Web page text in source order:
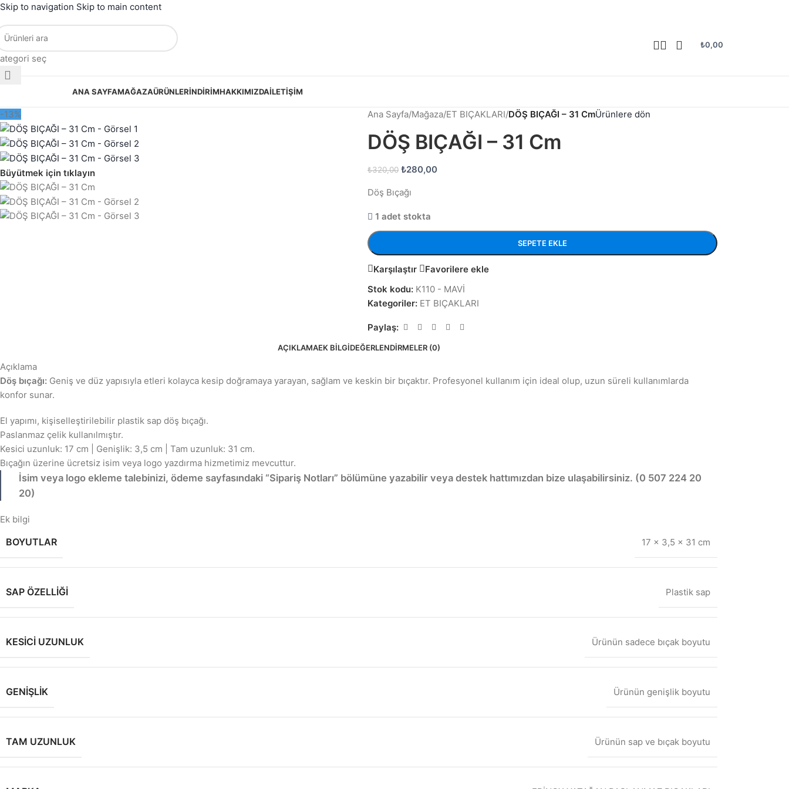
Skip to navigation Skip to main content
seç
₺0,00
ANA SAYFAMAĞAZAÜRÜNLERİNDIRIMHAKKIMIZDAİLETIŞIM
-13%
Büyütmek için tıklayın
Ana Sayfa/Mağaza/ET BIÇAKLARI/DÖŞ BIÇAĞI – 31 CmÜrünlere dön
DÖŞ BIÇAĞI – 31 Cm
₺320,00 ₺280,00
Döş Bıçağı
1 adet stokta
SEPETE EKLE
Karşılaştır
Favorilere ekle
Stok kodu: K110 - MAVİ
Kategoriler: ET BIÇAKLARI
Paylaş:
AÇIKLAMAEK BILGIDEĞERLENDIRMELER (0)
Açıklama
Döş bıçağı: Geniş ve düz yapısıyla etleri kolayca kesip doğramaya yarayan, sağlam ve keskin bir bıçaktır. Profesyonel kullanım için ideal olup, uzun süreli kullanımlarda
konfor sunar.
El yapımı, kişiselleştirilebilir plastik sap döş bıçağı.
Paslanmaz çelik kullanılmıştır.
Kesici uzunluk: 17 cm | Genişlik: 3,5 cm | Tam uzunluk: 31 cm.
Bıçağın üzerine ücretsiz isim veya logo yazdırma hizmetimiz mevcuttur.
İsim veya logo ekleme talebinizi, ödeme sayfasındaki “Sipariş Notları” bölümüne yazabilir veya destek hattımızdan bize ulaşabilirsiniz. (0 507 224 20
20)
Ek bilgi
BOYUTLAR 17 × 3,5 × 31 cm
SAP ÖZELLIĞI Plastik sap
KESICI UZUNLUK Ürünün sadece bıçak boyutu
GENIŞLIK Ürünün genişlik boyutu
TAM UZUNLUK Ürünün sap ve bıçak boyutu